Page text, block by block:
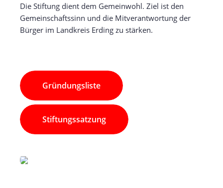
Die Stiftung dient dem Gemeinwohl. Ziel ist den
Gemeinschaftssinn und die Mitverantwortung der
Bürger im Landkreis Erding zu stärken.
Gründungsliste
Stiftungssatzung